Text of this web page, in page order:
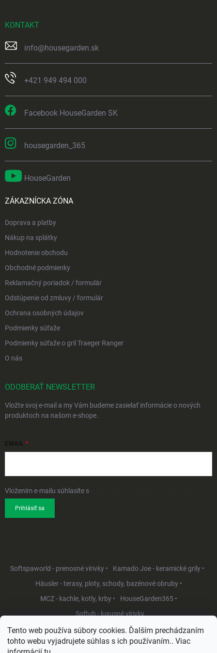
Tento web používa súbory cookies. Ďalším prechádzaním
tohto webu vyjadrujete súhlas s ich používaním.. Viac
KONTAKT
info@housegarden.sk
+421 949 494 000
Facebook HouseGarden SK
housegarden_365
HouseGarden
ZÁKAZNÍCKA ZÓNA
Doprava a platby
Nákup na splátky
Hodnotenie obchodu
Obchodné podmienky
Reklamačný poriadok / formulár
Odstúpenie od zmluvy / formulár
Ochrana osobných údajov
Podmienky súťaže
Podmienky súťaže o gril Traeger Ranger
O nás
ODOBERAŤ NEWSLETTER
Vložte svoj e-mail a my Vám budeme zasielať informácie o nových
produktoch na našom e-shope.
EMAIL
Vložením e-mailu súhlasíte s
Prihlásiť sa
Softspaworld - prenosné vírivky •
Kamado Joe - keramické grily •
Häusler - terasy, ploty, schody, bazénové obruby •
MCZ - kachle, kotly, krby •
HouseGarden365 •
Softub - luxusné vírivky